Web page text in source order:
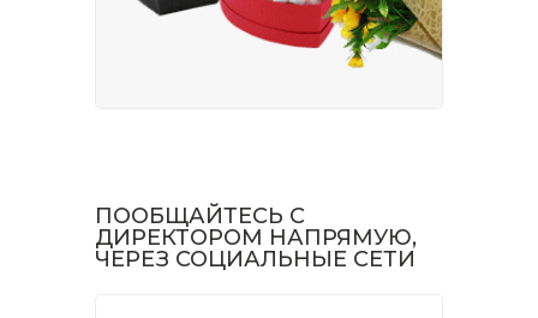
ПООБЩАЙТЕСЬ С
ДИРЕКТОРОМ НАПРЯМУЮ,
ЧЕРЕЗ СОЦИАЛЬНЫЕ СЕТИ